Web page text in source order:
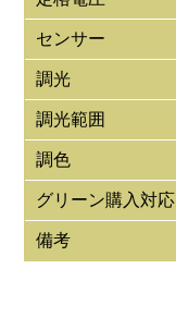
センサー
調光
調光範囲
調色
グリーン購入対応
備考